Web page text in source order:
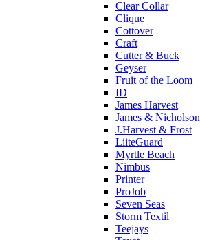
Clear Collar
Clique
Cottover
Craft
Cutter & Buck
Geyser
Fruit of the Loom
ID
James Harvest
James & Nicholson
J.Harvest & Frost
LiiteGuard
Myrtle Beach
Nimbus
Printer
ProJob
Seven Seas
Storm Textil
Teejays